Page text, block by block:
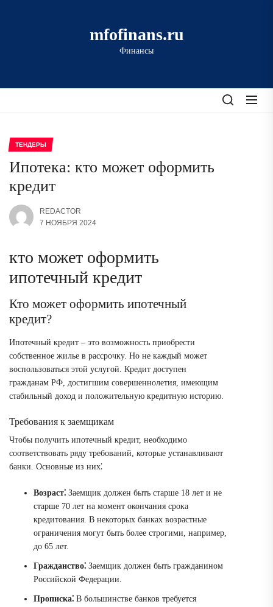
mfofinans.ru
Финансы
ТЕНДЕРЫ
Ипотека: кто может оформить
кредит
REDACTOR
7 НОЯБРЯ 2024
кто может оформить
ипотечный кредит
Кто может оформить ипотечный
кредит?
Ипотечный кредит – это возможность приобрести
собственное жилье в рассрочку. Но не каждый может
воспользоваться этой услугой. Кредит доступен
гражданам РФ, достигшим совершеннолетия, имеющим
стабильный доход и положительную кредитную историю.
Требования к заемщикам
Чтобы получить ипотечный кредит, необходимо
соответствовать ряду требований, которые устанавливают
банки. Основные из них⁚
Возраст⁚ Заемщик должен быть старше 18 лет и не
старше 70 лет на момент окончания срока
кредитования. В некоторых банках возрастные
ограничения могут быть более строгими, например,
до 65 лет.
Гражданство⁚ Заемщик должен быть гражданином
Российской Федерации.
Прописка⁚ В большинстве банков требуется